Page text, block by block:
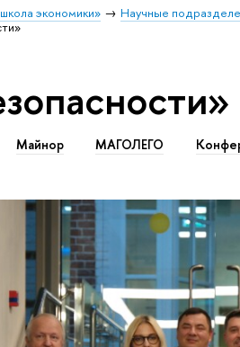
экономики» Научные
Майнор МАГОЛЕГО